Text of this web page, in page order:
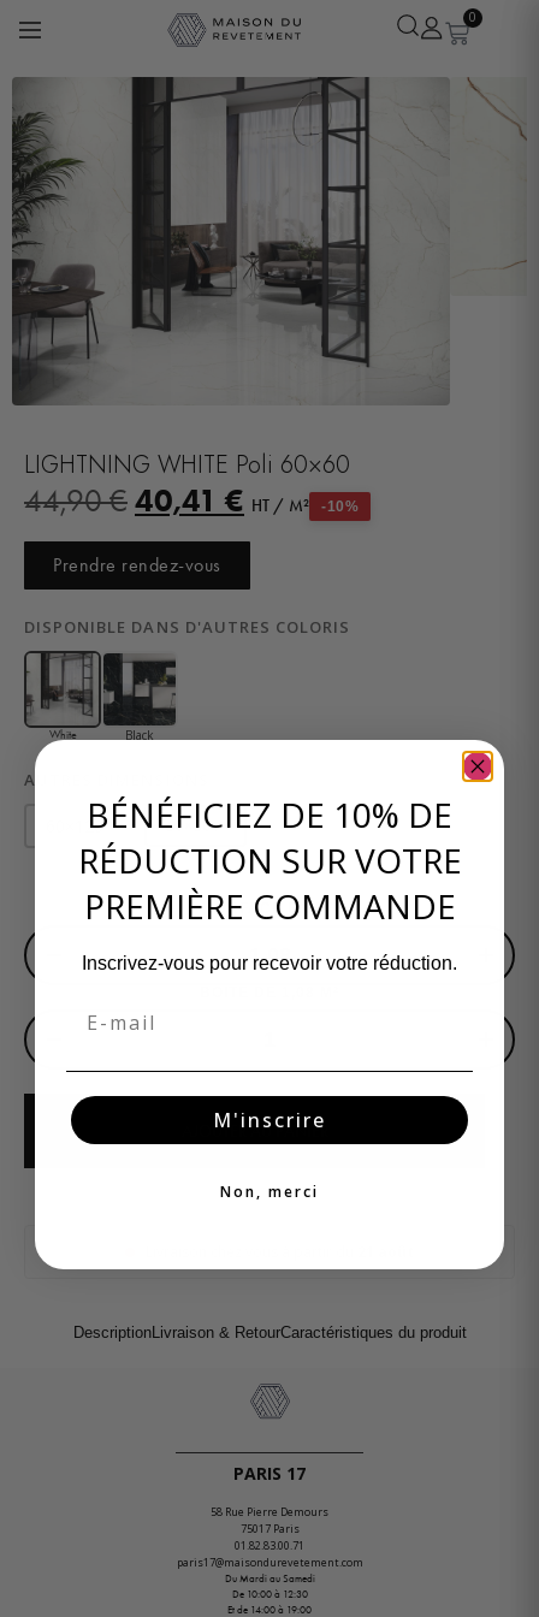
0
LIGHTNING WHITE Poli 60×60
44,90€40,41€ HT / M² -10%
Prendre rendez-vous
DISPONIBLE DANS D'AUTRES COLORIS
White Black
AUTRES DIMENSIONS
60×120cm 60×60cm
SURFACE EN M²
AJOUTER AU PANIER
DescriptionLivraison & RetourCaractéristiques du produit
PARIS 17
58 Rue Pierre Demours
75017 Paris
01.82.83.00.71
paris17@maisondurevetement.com
Du Mardi au Samedi
De 10:00 à 12:30
Et de 14:00 à 19:00
· Experte revêtements
BÉNÉFICIEZ DE 10% DE
RÉDUCTION SUR VOTRE
PREMIÈRE COMMANDE
Inscrivez-vous pour recevoir votre réduction.
Email
M'inscrire
Non, merci